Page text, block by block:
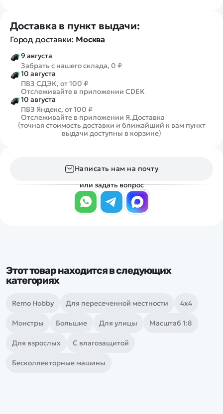
Доставка в пункт выдачи:
Город доставки: Москва
9 августа
Забрать с нашего склада, 0 ₽
10 августа
ПВЗ СДЭК, от 100 ₽
Отслеживайте в приложении CDEK
10 августа
ПВЗ Яндекс, от 100 ₽
Отслеживайте в приложении Я.Доставка
(точная стоимость доставки и ближайший к вам пункт
выдачи доступны в корзине)
Написать нам на почту
или задать вопрос
Этот товар находится в следующих
категориях
Remo Hobby Для пересеченной местности 4х4
Монстры Большие Для улицы Масштаб 1:8
Для взрослых С влагозащитой
Бесколлекторные машины